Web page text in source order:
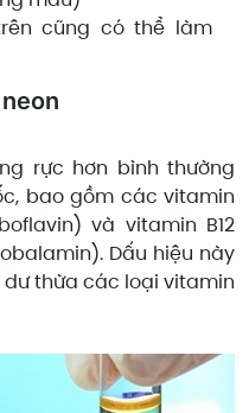
cũng có thể làm
rực hơn bình thường
bao gồm các vitamin
và vitamin B12
Dấu hiệu này
thừa các loại vitamin